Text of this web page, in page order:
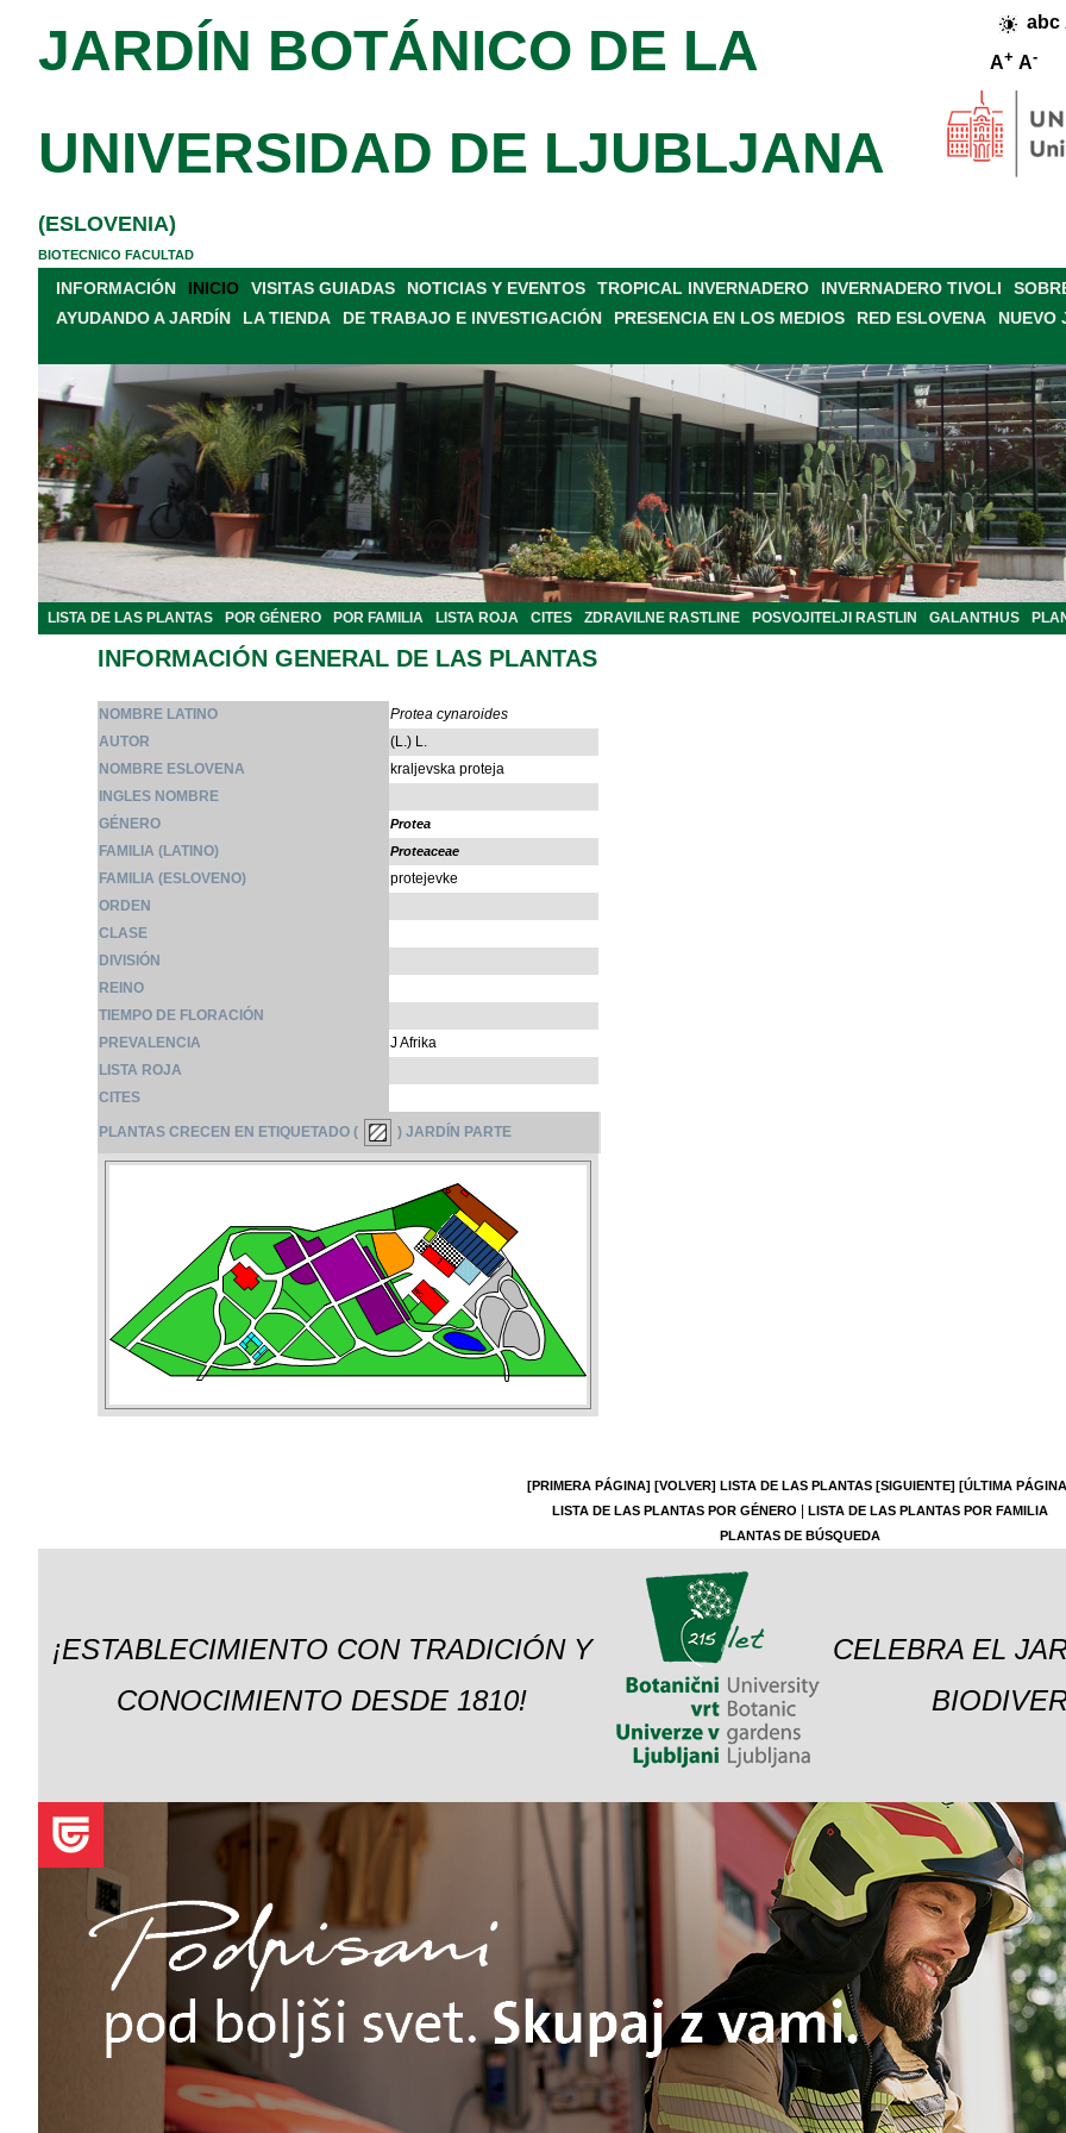
abc
A+ A-
JARDÍN BOTÁNICO DE LA
UNIVERSIDAD DE LJUBLJANA
(ESLOVENIA)
BIOTECNICO FACULTAD
INFORMACIÓN INICIO VISITAS GUIADAS NOTICIAS Y EVENTOS TROPICAL INVERNADERO INVERNADERO TIVOLI
AYUDANDO A JARDÍN
LA TIENDA DE TRABAJO E INVESTIGACIÓN PRESENCIA EN LOS MEDIOS RED ESLOVENA NUEVO
LISTA DE LAS PLANTAS POR GÉNERO POR FAMILIA LISTA ROJA CITES ZDRAVILNE RASTLINE POSVOJITELJI RASTLIN GALANTHUS
INFORMACIÓN GENERAL DE LAS PLANTAS
NOMBRE LATINO
Protea cynaroides
AUTOR
(L.) L.
NOMBRE ESLOVENA
kraljevska proteja
INGLES NOMBRE
GÉNERO
Protea
FAMILIA (LATINO) Proteaceae
FAMILIA (ESLOVENO)
protejevke
ORDEN
CLASE
DIVISIÓN
REINO
TIEMPO DE FLORACIÓN
PREVALENCIA
J Afrika
LISTA ROJA
CITES
PLANTAS CRECEN EN ETIQUETADO ( ) JARDÍN PARTE
[PRIMERA PÁGINA] [VOLVER] LISTA DE LAS PLANTAS [SIGUIENTE] [ÚLTIMA
LISTA DE LAS PLANTAS POR GÉNERO
LISTA DE LAS PLANTAS POR FAMILIA
PLANTAS DE BÚSQUEDA
¡ESTABLECIMIENTO CON TRADICIÓN Y
CONOCIMIENTO DESDE 1810!
CELEBRA EL